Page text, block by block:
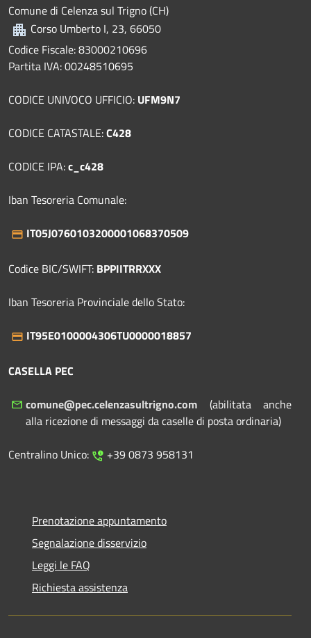
Comune di Celenza sul Trigno (CH)
Corso Umberto I, 23, 66050
Codice Fiscale: 83000210696
Partita IVA: 00248510695
CODICE UNIVOCO UFFICIO: UFM9N7
CODICE CATASTALE:C428
CODICE IPA:c_c428
Iban Tesoreria Comunale:
IT05J0760103200001068370509
Codice BIC/SWIFT: BPPIITRRXXX
Iban Tesoreria Provinciale dello Stato:
IT95E0100004306TU0000018857
CASELLA PEC
comune@pec.celenzasultrigno.com (abilitata anche
alla ricezione di messaggi da caselle di posta ordinaria)
Centralino Unico:
+39 0873 958131
Prenotazione appuntamento
Segnalazione disservizio
Leggi le FAQ
Richiesta assistenza